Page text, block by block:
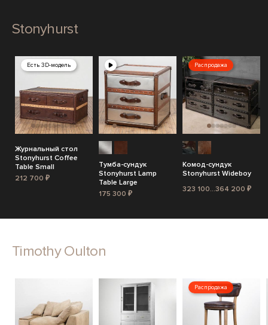
Stonyhurst
Есть 3D-модель
Журнальный стол
Stonyhurst Coffee
Table Small
212 700 ₽
Тумба-сундук
Stonyhurst Lamp
Table Large
175 300 ₽
Распродажа
Комод-сундук
Stonyhurst Wideboy
323 100...364 200 ₽
Timothy Oulton
Распродажа